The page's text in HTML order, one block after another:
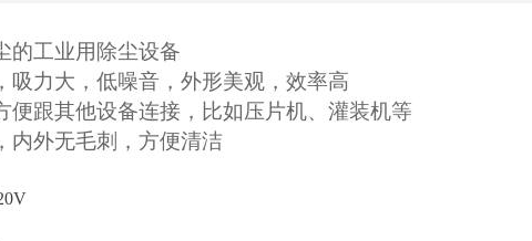
的工业用除尘设备
吸力大，低噪音，外形美观，效率高
便跟其他设备连接，比如压片机、灌装机等
内外无毛刺，方便清洁